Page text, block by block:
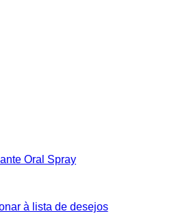
Oral Spray
à lista de desejos